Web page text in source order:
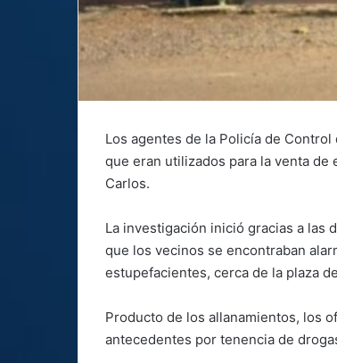
Los agentes de la Policía de
que eran utilizados para la venta de
Carlos.
La investigación inició gracias a las
que los vecinos se encontraban
estupefacientes, cerca de la plaza
Producto de los allanamientos, los
antecedentes por tenencia de